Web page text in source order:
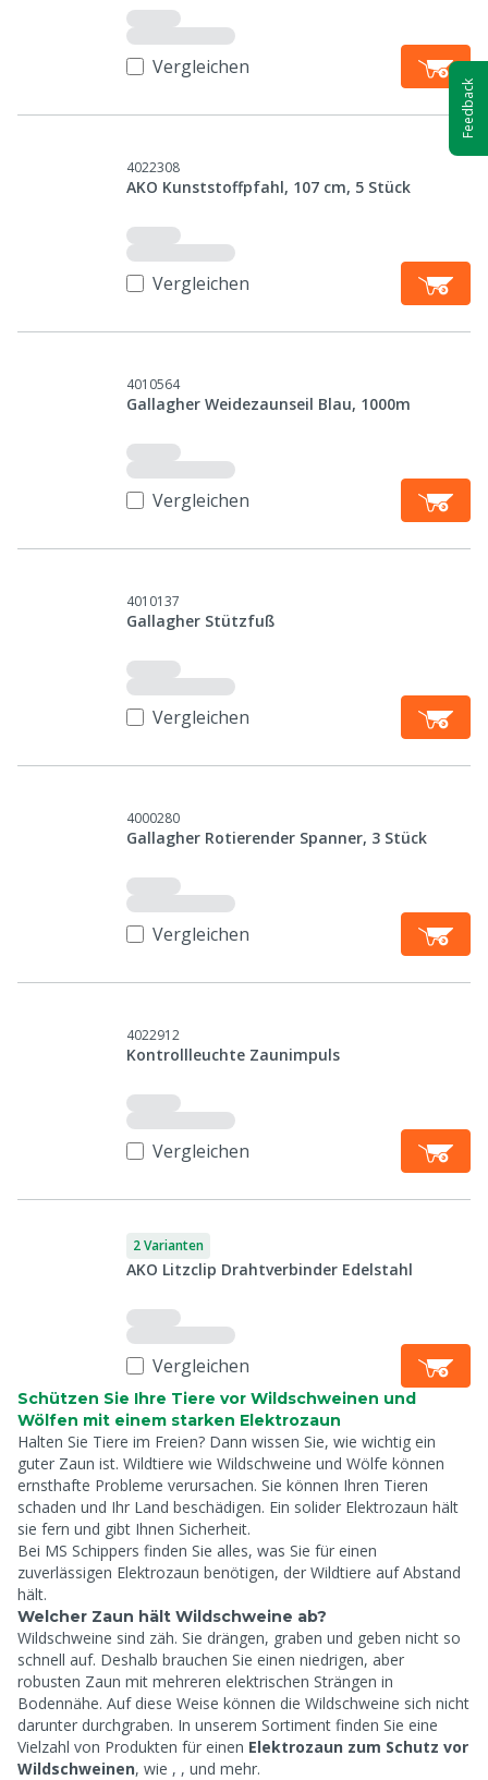
Vergleichen
4022308
AKO Kunststoffpfahl, 107 cm, 5 Stück
Vergleichen
4010564
Gallagher Weidezaunseil Blau, 1000m
Vergleichen
4010137
Gallagher Stützfuß
Vergleichen
4000280
Gallagher Rotierender Spanner, 3 Stück
Vergleichen
4022912
Kontrollleuchte Zaunimpuls
Vergleichen
2 Varianten
AKO Litzclip Drahtverbinder Edelstahl
Vergleichen
Schützen Sie Ihre Tiere vor Wildschweinen und
Wölfen mit einem starken Elektrozaun
Halten Sie Tiere im Freien? Dann wissen Sie, wie wichtig ein
guter Zaun ist. Wildtiere wie Wildschweine und Wölfe können
ernsthafte Probleme verursachen. Sie können Ihren Tieren
schaden und Ihr Land beschädigen. Ein solider Elektrozaun hält
sie fern und gibt Ihnen Sicherheit.
Bei MS Schippers finden Sie alles, was Sie für einen
zuverlässigen Elektrozaun benötigen, der Wildtiere auf Abstand
hält.
Welcher Zaun hält Wildschweine ab?
Wildschweine sind zäh. Sie drängen, graben und geben nicht so
schnell auf. Deshalb brauchen Sie einen niedrigen, aber
robusten Zaun mit mehreren elektrischen Strängen in
Bodennähe. Auf diese Weise können die Wildschweine sich nicht
darunter durchgraben. In unserem Sortiment finden Sie eine
Vielzahl von Produkten für einen Elektrozaun zum Schutz vor
Wildschweinen, wie , , und mehr.
Feedback